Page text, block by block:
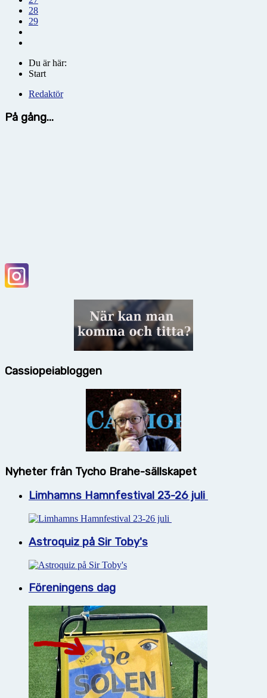
28
29
Du är här:
Start
Redaktör
På gång...
Cassiopeiabloggen
Nyheter från Tycho Brahe-sällskapet
Limhamns Hamnfestival 23-26 juli
Astroquiz på Sir Toby's
Föreningens dag